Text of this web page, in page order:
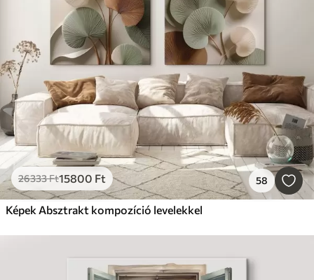
26333Ft15800 Ft 58
Képek Absztrakt kompozíció levelekkel